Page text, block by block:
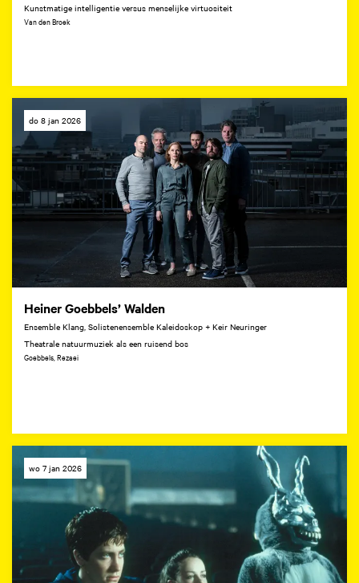
Kunstmatige intelligentie versus menselijke virtuositeit
Van den Broek
Heiner Goebbels’ Walden
Ensemble Klang, Solistenensemble Kaleidoskop + Keir Neuringer
Theatrale natuurmuziek als een ruisend bos
Goebbels, Rezaei
do 8 jan 2026
wo 7 jan 2026